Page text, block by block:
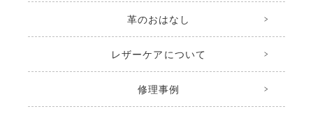
革のおはなし
レザーケアについて
修理事例